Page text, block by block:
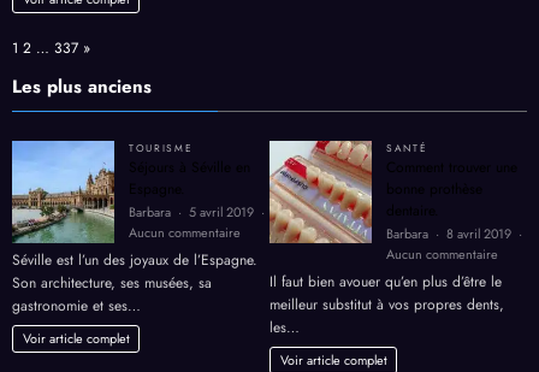
secret
Page:
1 2 … 337 Next
»
Les plus anciens
TOURISME
Séjours à Séville en
Espagne.
Barbara
5 avril 2019
Aucun commentaire
Séville
Espagne.
Séville est l’un des joyaux de l’Espagne.
Son architecture, ses musées, sa
gastronomie et ses…
Voir article complet
SANTÉ
Comment trouver une
bonne prothèse
dentaire.
Barbara
8 avril 2019
Aucun commentaire
une
Il faut bien avouer qu’en plus d’être le
meilleur substitut à vos propres dents,
les…
Voir article complet